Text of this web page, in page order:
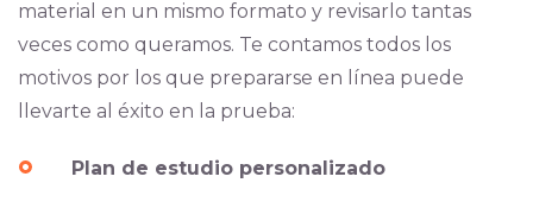
material en un mismo formato y revisarlo tantas
veces como queramos. Te contamos todos los
motivos por los que prepararse en línea puede
llevarte al éxito en la prueba:
Plan de estudio personalizado